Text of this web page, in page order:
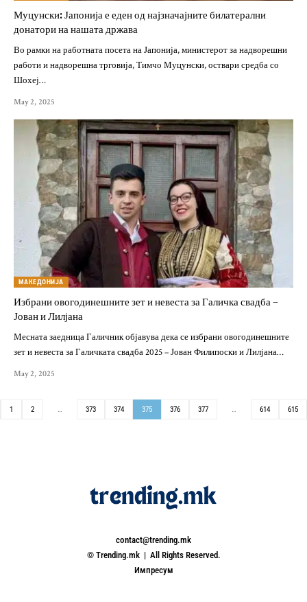
Муцунски: Јапонија е еден од најзначајните билатерални
донатори на нашата држава
Во рамки на работната посета на Јапонија, министерот за надворешни
работи и надворешна трговија, Тимчо Муцунски, оствари средба со
Шохеј…
May 2, 2025
МАКЕДОНИЈА
Избрани овогодинешните зет и невеста за Галичка свадба –
Јован и Лилјана
Месната заедница Галичник објавува дека се избрани овогодинешните
зет и невеста за Галичката свадба 2025 – Јован Филипоски и Лилјана…
May 2, 2025
1 2 … 373 374 375 376 377 … 614 615
contact@trending.mk
© Trending.mk | All Rights Reserved.
Импресум